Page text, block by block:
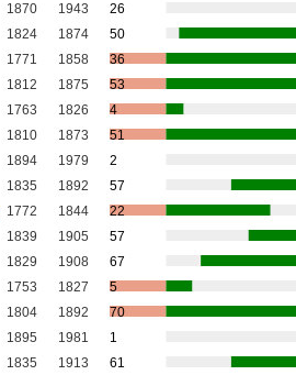
1870 1943
26
1824 1874
50
1771 1858
36
1812 1875
53
1763 1826
4
1810 1873
51
1894 1979
2
1835 1892
57
1772 1844
22
1839 1905
57
1829 1908
67
1753 1827
5
1804 1892
70
1895 1981
1
1835 1913
61